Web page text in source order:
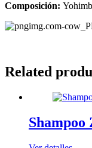
Composición:
Related